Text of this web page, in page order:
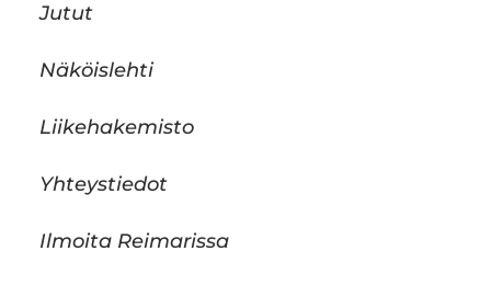
Jutut
Näköislehti
Liikehakemisto
Yhteystiedot
Ilmoita Reimarissa